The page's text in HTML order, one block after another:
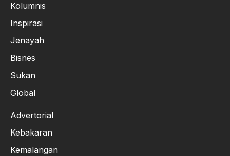
Kolumnis
Inspirasi
Jenayah
Bisnes
Sukan
Global
Advertorial
Kebakaran
Kemalangan